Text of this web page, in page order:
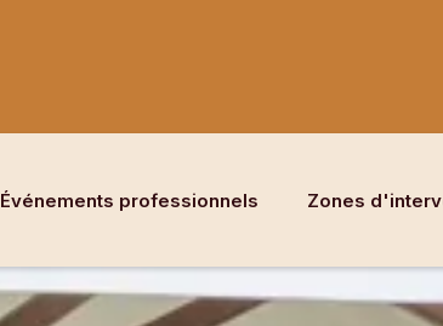
Événements professionnels
Zones
Île-de-
Picardie